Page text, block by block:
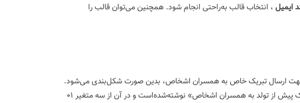
ایمیل ، انتخاب قالب به‌راحتی انجام شود. همچنین می‌توان قالب را
ارسال تبریک خاص به همسران اشخاص، بدین صورت شکل‌بندی می‌شود.
جمله‌ی زیر، قالبی‌ست که به‌صورت پیش‌فرض تحت نام «تبریک خاص به همسران» برای قالب «تبریک پیش از تولد به همسران اشخاص» نوشته‌شده‌است و در آن از سه متغیر ۰۱